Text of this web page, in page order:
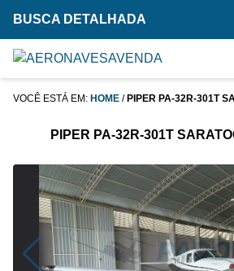
BUSCA DETALHADA
VOCÊ ESTÁ EM: HOME / PIPER PA-32R-301T
PIPER PA-32R-301T